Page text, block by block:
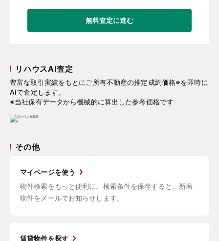
無料査定に進む
リハウスAI査定
豊富な取引実績をもとにご所有不動産の推定成約価格※を即時に
AIで査定します。
※当社保有データから機械的に算出した参考価格です
その他
マイページを使う
物件検索をもっと便利に。検索条件を保存すると、新着
物件をメールでお知らせします。
賃貸物件を探す